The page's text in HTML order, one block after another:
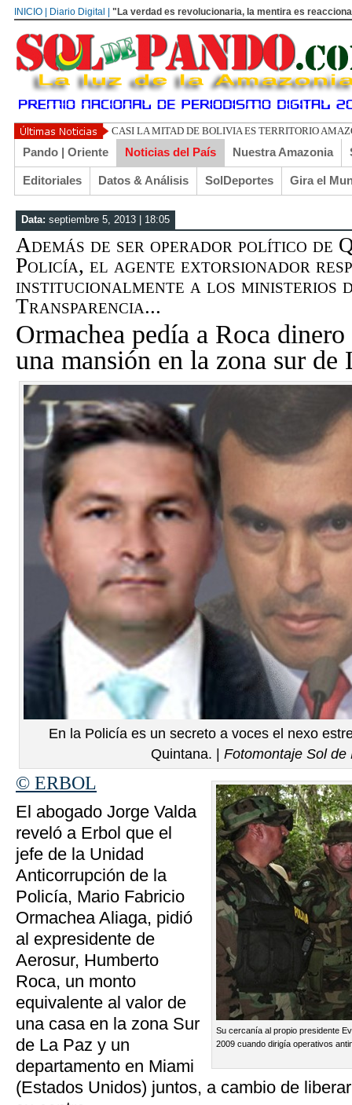
INICIO | Diario Digital | "La verdad es revolucionaria, la mentira es
UN LIBERTARIO LLAMA
Pando | Oriente Noticias del País Nuestra Amazonia
Editoriales Datos & Análisis SolDeportes Gira el
Data: septiembre 5, 2013 | 18:05
Además de ser operador político de
Policía, el agente extorsionador
institucionalmente a los ministerios
Transparencia...
Ormachea pedía a Roca
una mansión en la zona sur de
En la Policía es un secreto a voces el nexo
Quintana. | Fotomontaje Sol de
Su cercanía al propio presidente
2009 cuando dirigía operativos
© ERBOL
El abogado Jorge Valda
reveló a Erbol que el
jefe de la Unidad
Anticorrupción de la
Policía, Mario Fabricio
Ormachea Aliaga, pidió
al expresidente de
Aerosur, Humberto
Roca, un monto
equivalente al valor de
una casa en la zona Sur
de La Paz y un
departamento en Miami
(Estados Unidos) juntos, a cambio de